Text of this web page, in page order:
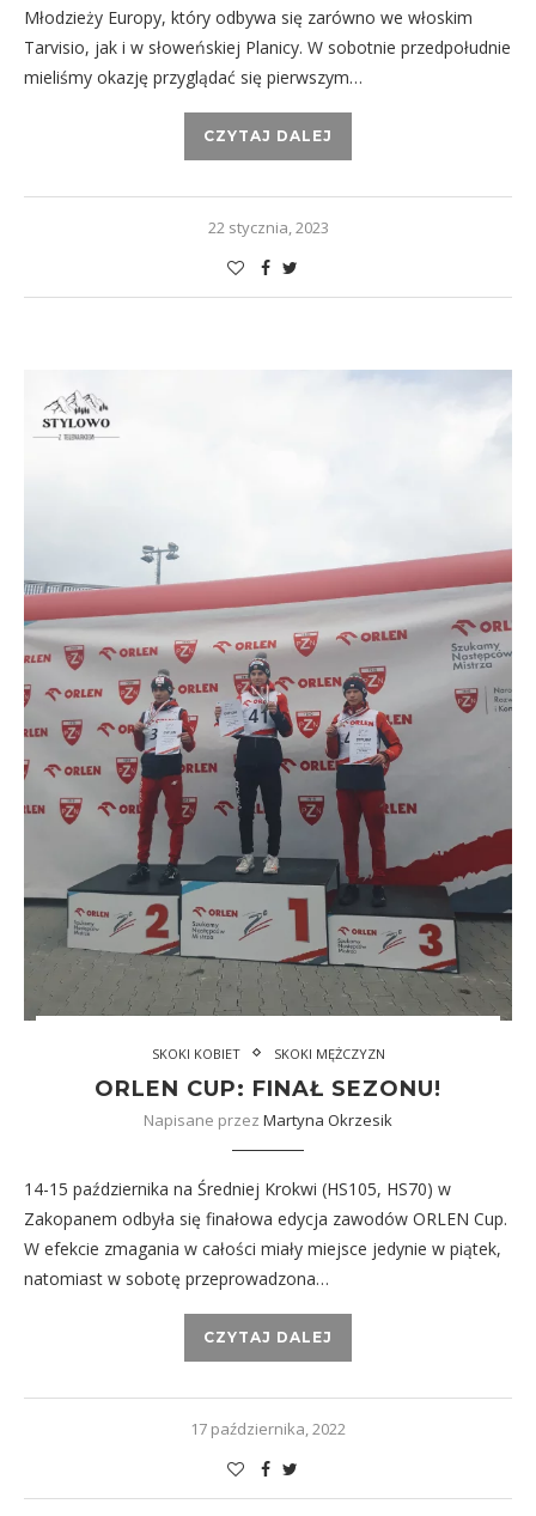
Młodzieży Europy, który odbywa się zarówno we włoskim
Tarvisio, jak i w słoweńskiej Planicy. W sobotnie przedpołudnie
mieliśmy okazję przyglądać się pierwszym…
CZYTAJ DALEJ
22 stycznia, 2023
SKOKI KOBIET SKOKI MĘŻCZYZN
ORLEN CUP: FINAŁ SEZONU!
Napisane przez Martyna Okrzesik
14-15 października na Średniej Krokwi (HS105, HS70) w
Zakopanem odbyła się finałowa edycja zawodów ORLEN Cup.
W efekcie zmagania w całości miały miejsce jedynie w piątek,
natomiast w sobotę przeprowadzona…
CZYTAJ DALEJ
17 października, 2022